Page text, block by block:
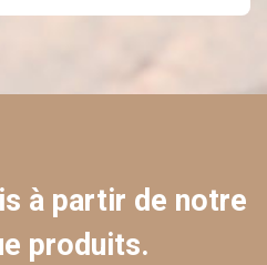
à partir de notre
produits.